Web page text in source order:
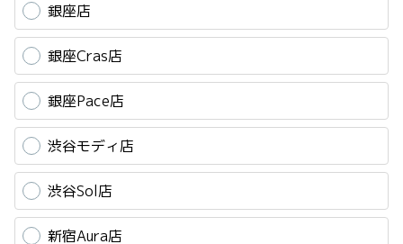
銀座店
銀座Cras店
銀座Pace店
渋谷モディ店
渋谷Sol店
新宿Aura店